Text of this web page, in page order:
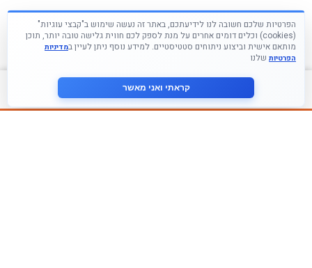
צור קשר
הפרטיות שלכם חשובה לנו לידיעתכם, באתר זה נעשה שימוש ב"קבצי עוגיות"
(cookies) וכלים דומים אחרים על מנת לספק לכם חווית גלישה טובה יותר, תוכן
מותאם אישית וביצוע ניתוחים סטטיסטיים. למידע נוסף ניתן לעיין במדיניות
הפרטיות שלנו
קראתי ואני מאשר